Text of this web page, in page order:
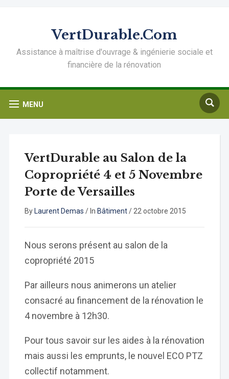
VertDurable.Com
Assistance à maîtrise d'ouvrage & ingénierie sociale et
financière de la rénovation
MENU
VertDurable au Salon de la
Copropriété 4 et 5 Novembre
Porte de Versailles
By Laurent Demas / In Bâtiment/ 22 octobre 2015
Nous serons présent au salon de la
copropriété 2015
Par ailleurs nous animerons un atelier
consacré au financement de la rénovation le
4 novembre à 12h30.
Pour tous savoir sur les aides à la rénovation
mais aussi les emprunts, le nouvel ECO PTZ
collectif notamment.